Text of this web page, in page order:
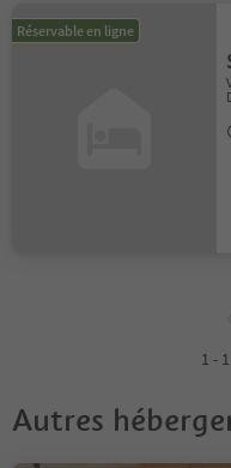
Réservable en ligne
1 -
Autres